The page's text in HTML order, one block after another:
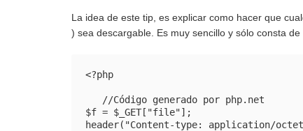
La idea de este tip, es explicar como hacer que
) sea descargable. Es muy sencillo y sólo consta
<?php
$f = $_GET["file"];
header("Content-type: application/